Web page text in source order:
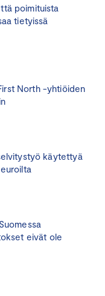
poimituista
tietyissä
North -yhtiöiden
käytettyä
eivät ole